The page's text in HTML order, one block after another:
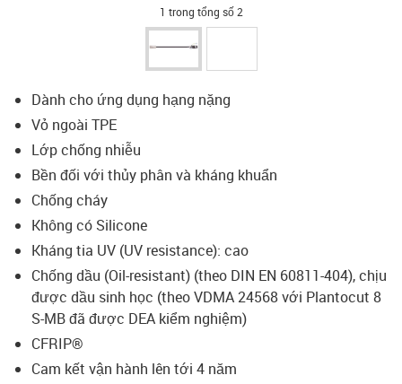
1 trong tổng số 2
Dành cho ứng dụng hạng nặng
Vỏ ngoài TPE
Lớp chống nhiễu
Bền đối với thủy phân và kháng khuẩn
Chống cháy
Không có Silicone
Kháng tia UV (UV resistance): cao
Chống dầu (Oil-resistant) (theo DIN EN 60811-404), chịu
được dầu sinh học (theo VDMA 24568 với Plantocut 8
S-MB đã được DEA kiểm nghiệm)
CFRIP®
Cam kết vận hành lên tới 4 năm